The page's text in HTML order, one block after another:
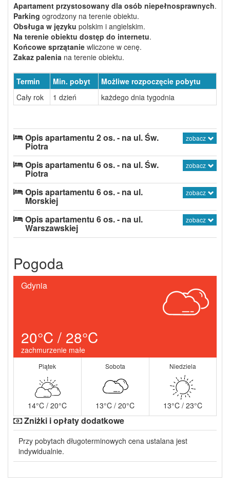
Apartament przystosowany dla osób niepełnosprawnych.
Parking ogrodzony na terenie obiektu.
Obsługa w języku polskim i angielskim.
Na terenie obiektu dostęp do internetu.
Końcowe sprzątanie wliczone w cenę.
Zakaz palenia na terenie obiektu.
Termin Min. pobyt
Możliwe rozpoczęcie pobytu
Cały rok
1 dzień każdego dnia tygodnia
Opis apartamentu 2 os. - na ul. Św.
Piotra
zobacz
Opis apartamentu 6 os. - na ul. Św.
Piotra
zobacz
Opis apartamentu 6 os. - na ul.
Morskiej
zobacz
Opis apartamentu 6 os. - na ul.
Warszawskiej
zobacz
Pogoda
Gdynia
20°C / 28°C
zachmurzenie małe
Piątek
14°C / 20°C
Sobota
13°C / 20°C
Niedziela
13°C / 23°C
Zniżki i opłaty dodatkowe
Przy pobytach długoterminowych cena ustalana jest
indywidualnie.